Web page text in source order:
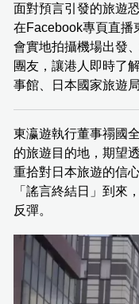
面對預言引發的旅遊
在Facebook專頁直播
會實地拍攝機場出發
團友，讓港人即時了
事館、日本國家旅遊
東瀛遊執行董事禤國
的旅遊目的地，期望
重拾對日本旅遊的信
「謠言終結日」到來
反彈。